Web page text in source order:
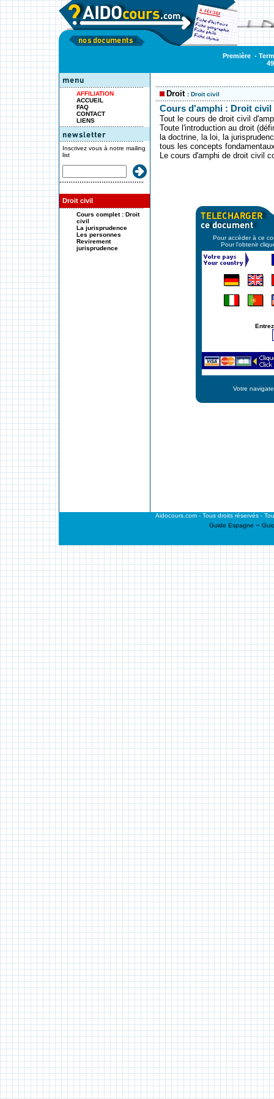
Première-
AFFILIATION
ACCUEIL
FAQ
CONTACT
LIENS
Inscrivez vous à notre mailing
list
Droit civil
Cours complet : Droit
civil
La jurisprudence
Les personnes
Revirement
jurisprudence
Droit : Droit civil
Cours d'amphi : Droit civil
Tout le cours de droit civil
Toute l'introduction au droit
la doctrine, la loi, la
tous les concepts
Le cours d'amphi de droit civil
Pour accèder à ce
Pour l'obtenir
Votre
Aidocours.com - Tous droits réservés -
Guide Espagne -